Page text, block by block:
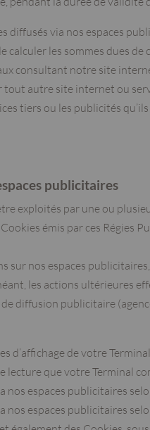
via nos espaces
les sommes dues de
consultant notre site
autre site internet ou
tiers ou les publicités
publicitaires
exploités par une ou
Cookies émis par ces
nos espaces
les actions ultérieures
diffusion publicitaire
d’affichage de votre
lecture que votre Terminal
nos espaces publicitaires
nos espaces publicitaires